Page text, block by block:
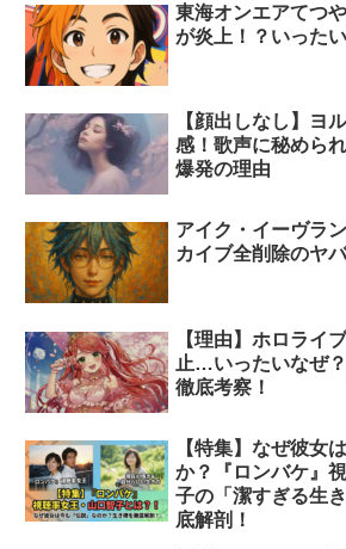
東海オンエアてつ
が炎上！？いった
【顔出しなし】ヨ
感！歌声に秘めら
爆発の理由
アイク・イーヴラ
カイブ全削除のヤ
【理由】ホロライ
止…いったいなぜ
徹底考察！
【特集】なぜ彼女
か？『ロンバケ』
子の「潔すぎる生
底解剖！